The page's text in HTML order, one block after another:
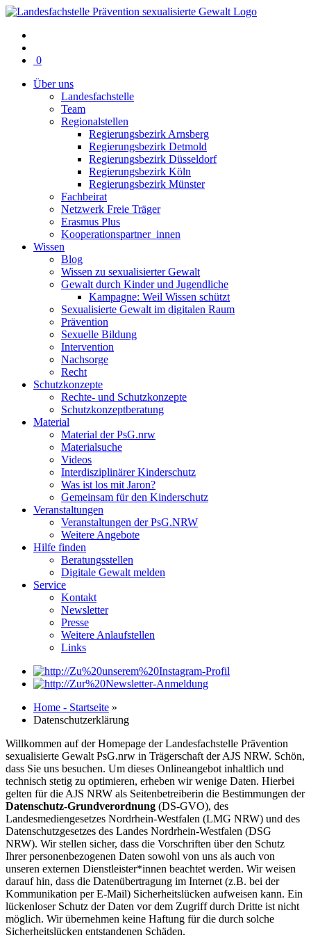
0Warenkorb
0
Artikel(n)
Über uns
Landesfachstelle
Team
Regionalstellen
Regierungsbezirk Arnsberg
Regierungsbezirk Detmold
Regierungsbezirk Düsseldorf
Regierungsbezirk Köln
Regierungsbezirk Münster
Fachbeirat
Netzwerk Freie Träger
Erasmus Plus
Kooperationspartner_innen
Wissen
Blog
Wissen zu sexualisierter Gewalt
Gewalt durch Kinder und Jugendliche
Kampagne: Weil Wissen schützt
Sexualisierte Gewalt im digitalen Raum
Prävention
Sexuelle Bildung
Intervention
Nachsorge
Recht
Schutzkonzepte
Rechte- und Schutzkonzepte
Schutzkonzeptberatung
Material
Material der PsG.nrw
Materialsuche
Videos
Interdisziplinärer Kinderschutz
Was ist los mit Jaron?
Gemeinsam für den Kinderschutz
Veranstaltungen
Veranstaltungen der PsG.NRW
Weitere Angebote
Hilfe finden
Beratungsstellen
Digitale Gewalt melden
Service
Kontakt
Newsletter
Presse
Weitere Anlaufstellen
Links
Home - Startseite »
Datenschutzerklärung
Willkommen auf der Homepage der Landesfachstelle Prävention
sexualisierte Gewalt PsG.nrw in Trägerschaft der AJS NRW. Schön,
dass Sie uns besuchen. Um dieses Onlineangebot inhaltlich und
technisch stetig zu optimieren, erheben wir wenige Daten. Hierbei
gelten für die AJS NRW als Seitenbetreiberin die Bestimmungen der
Datenschutz-Grundverordnung (DS-GVO), des
Landesmediengesetzes Nordrhein-Westfalen (LMG NRW) und des
Datenschutzgesetzes des Landes Nordrhein-Westfalen (DSG
NRW). Wir stellen sicher, dass die Vorschriften über den Schutz
Ihrer personenbezogenen Daten sowohl von uns als auch von
unseren externen Dienstleister*innen beachtet werden. Wir weisen
darauf hin, dass die Datenübertragung im Internet (z.B. bei der
Kommunikation per E-Mail) Sicherheitslücken aufweisen kann. Ein
lückenloser Schutz der Daten vor dem Zugriff durch Dritte ist nicht
möglich. Wir übernehmen keine Haftung für die durch solche
Sicherheitslücken entstandenen Schäden.